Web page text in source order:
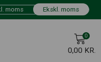
moms Ekskl. moms
0
0,00 KR.